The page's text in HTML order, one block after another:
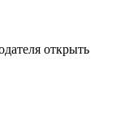
открыть